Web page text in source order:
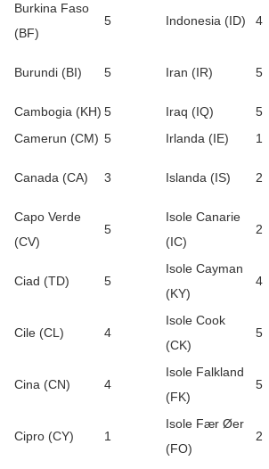
Burkina Faso
(BF)
5 Indonesia (ID) 4
Burundi (BI) 5 Iran (IR) 5
Cambogia (KH) 5 Iraq (IQ) 5
Camerun (CM) 5 Irlanda (IE) 1
Canada (CA) 3 Islanda (IS) 2
Capo Verde
(CV)
5
Isole Canarie
(IC)
2
Ciad (TD) 5
Isole Cayman
(KY)
4
Cile (CL) 4
Isole Cook
(CK)
5
Cina (CN) 4
Isole Falkland
(FK)
5
Cipro (CY) 1
Isole Fær Øer
(FO)
2